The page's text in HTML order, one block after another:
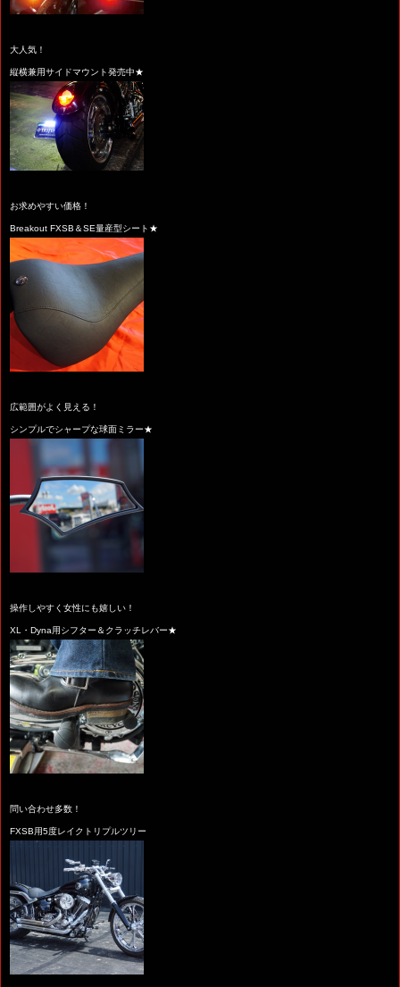
大人気！
縦横兼用サイドマウント発売中★
お求めやすい価格！
Breakout FXSB＆SE量産型シート★
広範囲がよく見える！
シンプルでシャープな球面ミラー★
操作しやすく女性にも嬉しい！
XL・Dyna用シフター＆クラッチレバー★
問い合わせ多数！
FXSB用5度レイクトリプルツリー